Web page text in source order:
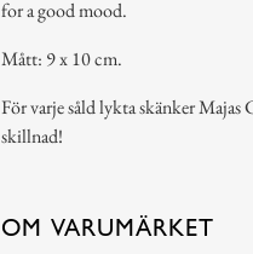
for a good mood.
Mått: 9 x 10 cm.
För varje såld lykta skänker
skillnad!
OM VARUMÄRKET